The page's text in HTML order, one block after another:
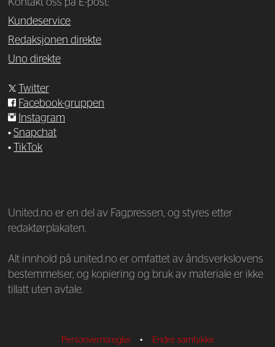
Kontakt oss på E-post:
Kundeservice
Redaksjonen direkte
Uno direkte
Twitter
Facebook-gruppen
Instagram
•Snapchat
•
TikTok
United.no er en del av Fagpressen, og styres etter
redaktørplakaten.
Alt innhold på united.no er omfattet av åndsverkslovens
bestemmelser, og kopiering og bruk av materiale er ikke
tillatt uten avtale.
Personvernsregler • Endre samtykke